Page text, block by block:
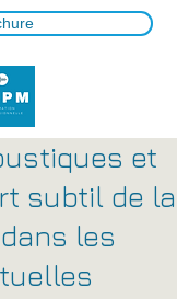
et
subtil de la
les